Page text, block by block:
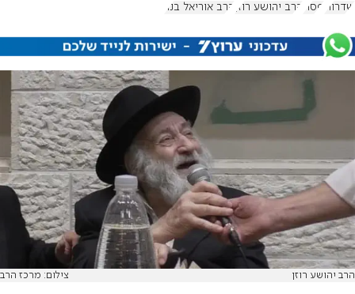
שדרות פסח הרב יהושע רוזן הרב אוריאל בנר
הרב יהושע רוזן צילום: מרכז הרב